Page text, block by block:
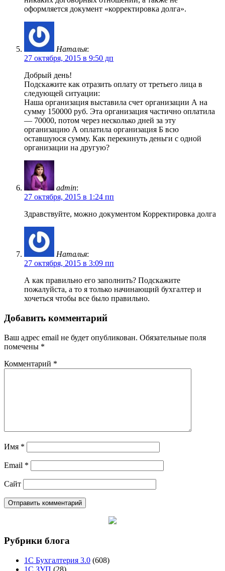
оформляется документ «корректировка долга».
Наталья:
27 октября, 2015 в 9:50 дп
Добрый день!
Подскажите как отразить оплату от третьего лица в
следующей ситуации:
Наша организация выставила счет организации А на
сумму 150000 руб. Эта организация частично оплатила
— 70000, потом через несколько дней за эту
организацию А оплатила организация Б всю
оставшуюся сумму. Как перекинуть деньги с одной
организации на другую?
admin:
27 октября, 2015 в 1:24 пп
Здравствуйте, можно документом Корректировка долга
Наталья:
27 октября, 2015 в 3:09 пп
А как правильно его заполнить? Подскажите
пожалуйста, а то я только начинающий бухгалтер и
хочеться чтобы все было правильно.
Добавить комментарий
Ваш адрес email не будет опубликован. Обязательные поля
помечены *
Комментарий *
Имя *
Email *
Сайт
Рубрики блога
1С Бухгалтерия 3.0 (608)